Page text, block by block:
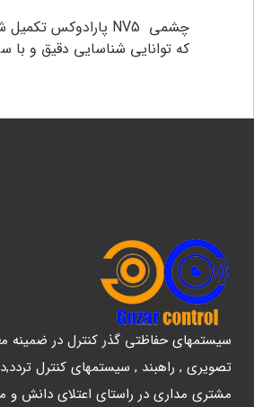
که توانایی شناسایی دقیق و
سیستمهای حفاظتی گذر کنترل در ضمینه
تصویری , راهبند , سیستمهای کنترل
مشتری مداری در راستای اعتلای دانش